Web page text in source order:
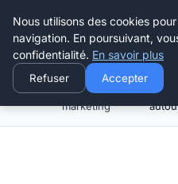
Henry Panky
Stratégies de
marketing
Nous utilisons des cookies
navigation. En poursuivant,
confidentialité. En savoir plus
Refuser Accepter